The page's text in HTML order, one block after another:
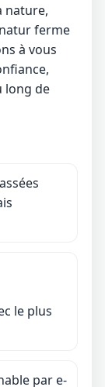
nature,
ferme
à vous
long de
le plus
par e-